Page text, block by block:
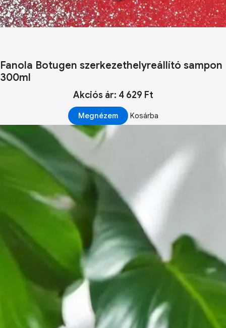
Fanola Botugen szerkezethelyreállító sampon
300ml
Akciós ár: 4 629 Ft
Megnézem Kosárba